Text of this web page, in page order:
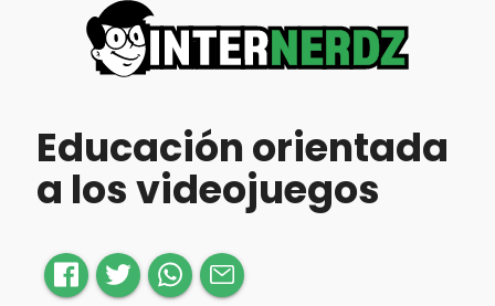
Educación orientada
a los videojuegos